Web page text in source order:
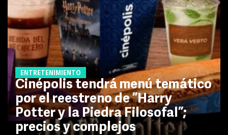
ENTRETENIMIENTO
Cinépolis tendrá menú temático
por el reestreno de ”Harry
Potter y la Piedra Filosofal”;
precios y complejos